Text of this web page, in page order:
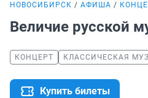
НОВОСИБИРСК АФИША
Величие русской
КОНЦЕРТ КЛАССИЧЕСКАЯ
Купить билеты